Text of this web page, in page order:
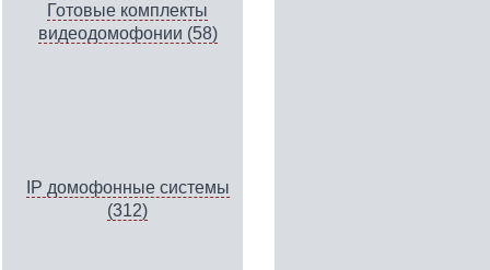
Готовые комплекты
видеодомофонии (58)
IP домофонные системы
(312)